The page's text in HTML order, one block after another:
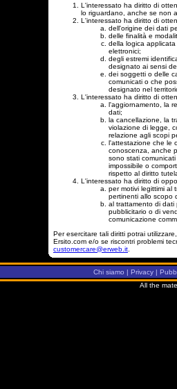
L'interessato ha diritto di
lo riguardano, anche se non
L'interessato ha diritto di
dell'origine dei dati
delle finalità e
della logica
elettronici;
degli estremi
designato ai sensi
dei soggetti o delle
comunicati o che
designato nel
L'interessato ha diritto di
l'aggiornamento, la
dati;
la cancellazione, la
violazione di legge,
relazione agli scopi
l'attestazione che le
conoscenza, anche
sono stati
impossibile o
rispetto al diritto
L'interessato ha diritto di
per motivi legittimi al
pertinenti allo scopo
al trattamento di dati
pubblicitario o di
comunicazione
Per esercitare tali diritti potrai
Ersito.com e/o se riscontri problemi
customercare@erweb.it
Chi siamo | Privacy |
All the